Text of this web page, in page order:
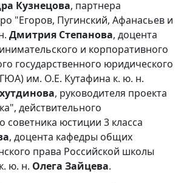
Кузнецова, партнера
"Егоров, Пугинский, Афанасьев и
Дмитрия Степанова, доцента
и корпоративного
государственного юридического
им. О.Е. Кутафина к. ю. н.
, руководителя проекта
действительного
советника юстиции 3 класса
, доцента кафедры общих
права Российской школы
ю. н. Олега Зайцева.